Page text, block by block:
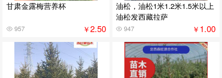
甘肃金露梅营养杯
957 ￥2.50
油松，油松1米1.2米1.5米以上
油松发西藏拉萨
947 ￥1.00